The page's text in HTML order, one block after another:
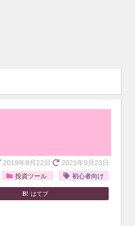
2019年8月22日 2021年9月23日
投資ツール 初心者向け
はてブ